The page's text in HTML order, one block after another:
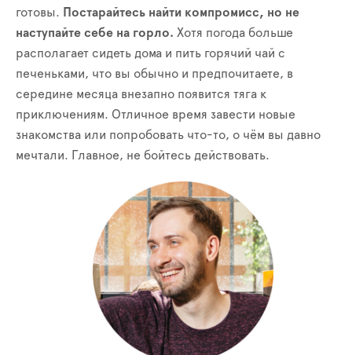
готовы. Постарайтесь найти компромисс, но не
наступайте себе на горло. Хотя погода больше
располагает сидеть дома и пить горячий чай с
печеньками, что вы обычно и предпочитаете, в
середине месяца внезапно появится тяга к
приключениям. Отличное время завести новые
знакомства или попробовать что-то, о чём вы давно
мечтали. Главное, не бойтесь действовать.